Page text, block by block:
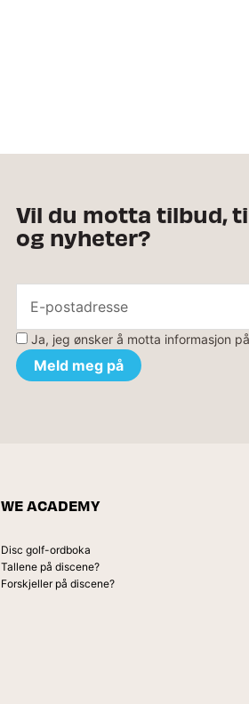
Vil du motta tilbud,
og nyheter?
Ja, jeg ønsker å motta informasjon
WE ACADEMY
Disc golf-ordboka
Tallene på discene?
Forskjeller på discene?